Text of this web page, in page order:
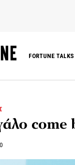
FORTUNE TALKS
come